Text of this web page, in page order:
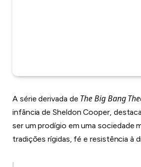
A série derivada de The Big Bang
infância de Sheldon Cooper,
ser um prodígio em uma sociedade
tradições rígidas, fé e resistência à